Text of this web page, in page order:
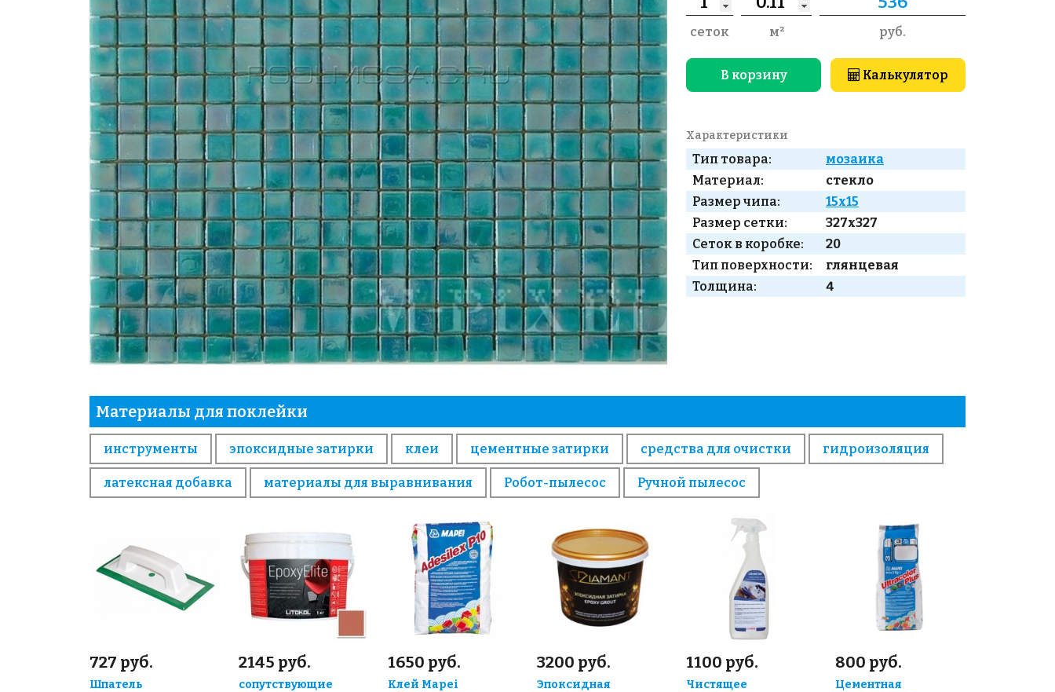
сеток м² руб.
В корзину Калькулятор
Характеристики
Тип товара:
мозаика
Материал:
стекло
Размер чипа:
15x15
Размер сетки:
327x327
Сеток в коробке:
20
Тип поверхности:
глянцевая
Толщина:
4
Материалы для поклейки
инструменты эпоксидные затирки клеи цементные затирки средства для очистки гидроизоляция
латексная добавка материалы для выравнивания Робот-пылесос Ручной пылесос
727 руб.
Шпатель
2145 руб.
сопутствующие
1650 руб.
Клей Mapei
3200 руб.
Эпоксидная
1100 руб.
Чистящее
800 руб.
Цементная